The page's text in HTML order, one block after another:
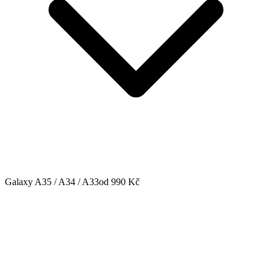
Galaxy A35 / A34 / A33od 990 Kč